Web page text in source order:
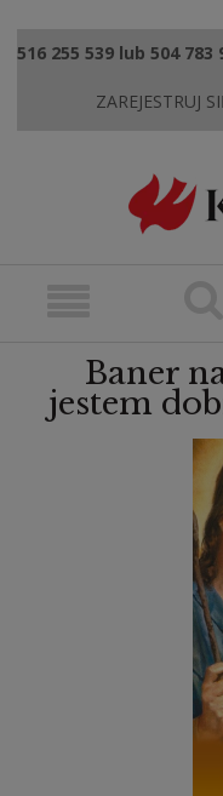
516 255 539 lub 504
ZAREJESTRUJ
Baner
jestem